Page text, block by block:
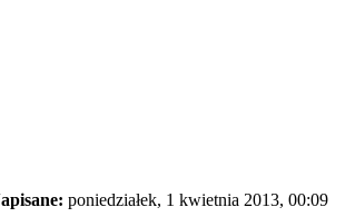
poniedziałek, 1 kwietnia 2013, 00:09